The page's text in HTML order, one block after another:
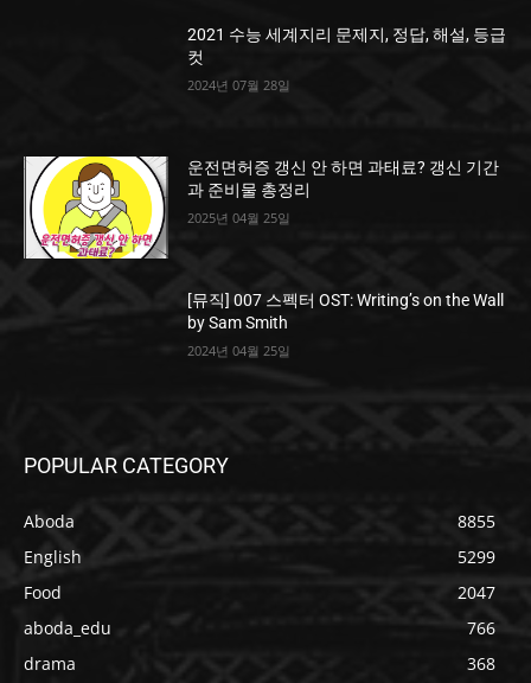
2021 수능 세계지리 문제지, 정답, 해설, 등급
컷
2024년 07월 28일
운전면허증 갱신 안 하면 과태료? 갱신 기간
과 준비물 총정리
2025년 04월 25일
[뮤직] 007 스펙터 OST: Writing’s on the Wall
by Sam Smith
2024년 04월 25일
POPULAR CATEGORY
Aboda
8855
English
5299
Food
2047
aboda_edu
766
drama
368